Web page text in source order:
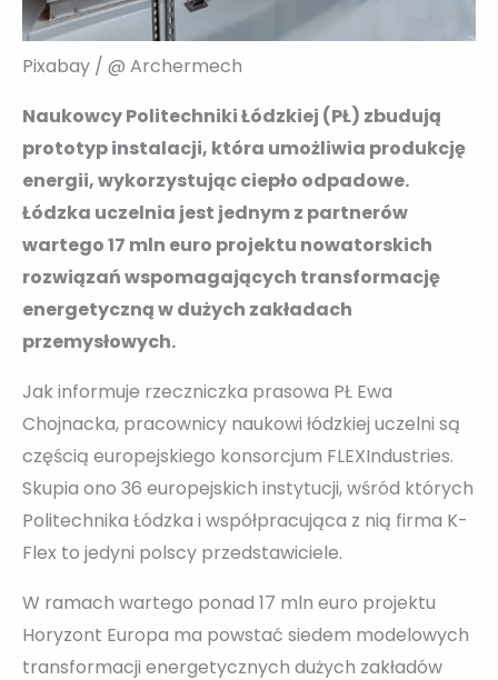
Pixabay / @ Archermech
Naukowcy Politechniki Łódzkiej (PŁ) zbudują
prototyp instalacji, która umożliwia produkcję
energii, wykorzystując ciepło odpadowe.
Łódzka uczelnia jest jednym z partnerów
wartego 17 mln euro projektu nowatorskich
rozwiązań wspomagających transformację
energetyczną w dużych zakładach
przemysłowych.
Jak informuje rzeczniczka prasowa PŁ Ewa
Chojnacka, pracownicy naukowi łódzkiej uczelni są
częścią europejskiego konsorcjum FLEXIndustries.
Skupia ono 36 europejskich instytucji, wśród których
Politechnika Łódzka i współpracująca z nią firma K-
Flex to jedyni polscy przedstawiciele.
W ramach wartego ponad 17 mln euro projektu
Horyzont Europa ma powstać siedem modelowych
transformacji energetycznych dużych zakładów